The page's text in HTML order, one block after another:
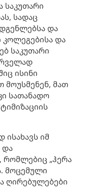
საკუთარი
სადაც
და
და
საკუთარი
ისინი
მოუსმენენ, მათ
სათანადო
ისახავს იმ
და
რომლებიც „ჰერა
მოცემული
ღირებულებები